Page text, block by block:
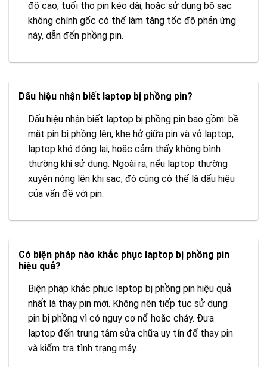
độ cao, tuổi thọ pin kéo dài, hoặc sử dụng bộ sạc
không chính gốc có thể làm tăng tốc độ phản ứng
này, dẫn đến phồng pin.
Dấu hiệu nhận biết laptop bị phồng pin?
Dấu hiệu nhận biết laptop bị phồng pin bao gồm: bề
mặt pin bị phồng lên, khe hở giữa pin và vỏ laptop,
laptop khó đóng lại, hoặc cảm thấy không bình
thường khi sử dụng. Ngoài ra, nếu laptop thường
xuyên nóng lên khi sạc, đó cũng có thể là dấu hiệu
của vấn đề với pin.
Có biện pháp nào khắc phục laptop bị phồng pin
hiệu quả?
Biện pháp khắc phục laptop bị phồng pin hiệu quả
nhất là thay pin mới. Không nên tiếp tục sử dụng
pin bị phồng vì có nguy cơ nổ hoặc cháy. Đưa
laptop đến trung tâm sửa chữa uy tín để thay pin
và kiểm tra tình trạng máy.